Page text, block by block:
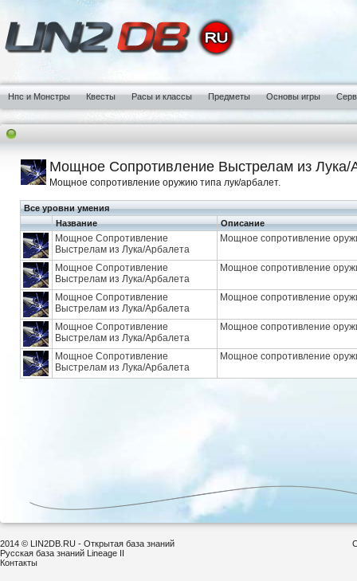
Нпс и Монстры Квесты Расы и классы Предметы Основы игры
Мощное Сопротивление Выстрелам из Лука/
Мощное сопротивление оружию типа лук/арбалет.
Все уровни умения
Название
Описание
Мощное Сопротивление
Выстрелам из Лука/Арбалета
Мощное сопротивление
Мощное Сопротивление
Выстрелам из Лука/Арбалета
Мощное сопротивление
Мощное Сопротивление
Выстрелам из Лука/Арбалета
Мощное сопротивление
Мощное Сопротивление
Выстрелам из Лука/Арбалета
Мощное сопротивление
Мощное Сопротивление
Выстрелам из Лука/Арбалета
Мощное сопротивление
2014 © LIN2DB.RU - Открытая база знаний
Русская база знаний Lineage II
Контакты